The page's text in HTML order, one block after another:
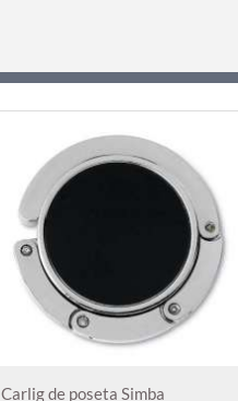
Carlig de poseta Simba